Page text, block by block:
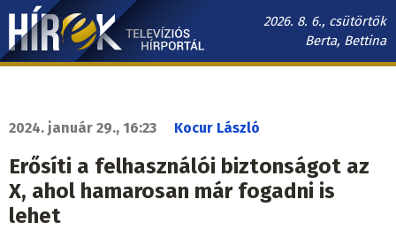
Ugrás
tartalomra
2026. 8. 6., csütörtök
Berta, Bettina
Hírek.sk
navigáció
2024. január 29., 16:23 Kocur László
Erősíti a felhasználói biztonságot az
X, ahol hamarosan már fogadni is
lehet